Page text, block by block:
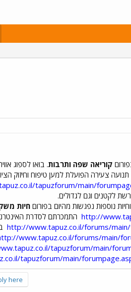
קוריאה שפה ותרבות. בואו לספוג
תנועה צעירה הפועלת למען טיפוח וחיזוק
tapuzforum/main/
לקטנים וגם לגדולים.
נוספות נפגשות מהיום בפורום חיות
http:// התמכרתם לסדרת
http://www.tapuz.co.il/forums/
www.tapuz.co.il/forums/main/
tapuzforum/main/
tapuzforum/main/
here.